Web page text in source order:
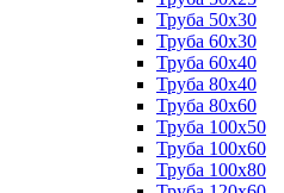
Труба 50x30
Труба 60x30
Труба 60x40
Труба 80x40
Труба 80x60
Труба 100x50
Труба 100x60
Труба 100x80